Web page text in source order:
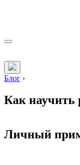
Блог ›
Как научить
Личный